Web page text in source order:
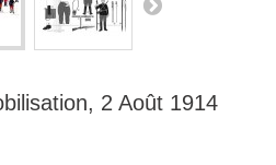
2 Août 1914